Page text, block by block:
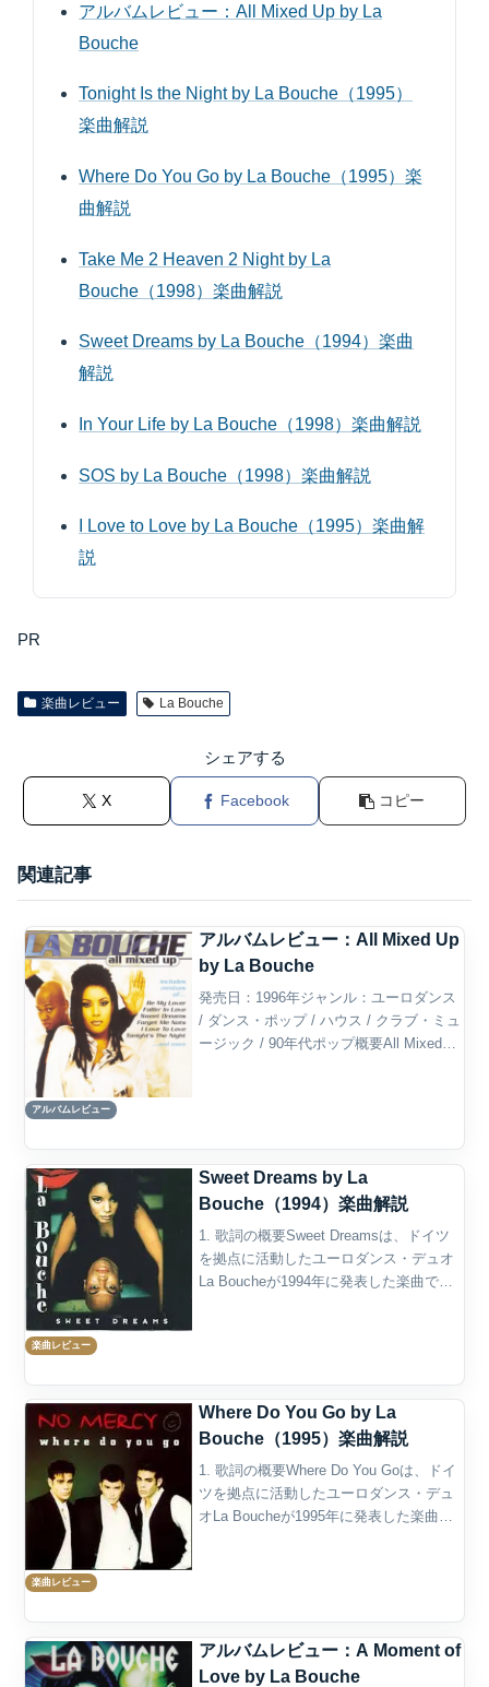
アルバムレビュー：All Mixed Up by La
Bouche
Tonight Is the Night by La Bouche（1995）
楽曲解説
Where Do You Go by La Bouche（1995）楽
曲解説
Take Me 2 Heaven 2 Night by La
Bouche（1998）楽曲解説
Sweet Dreams by La Bouche（1994）楽曲
解説
In Your Life by La Bouche（1998）楽曲解説
SOS by La Bouche（1998）楽曲解説
I Love to Love by La Bouche（1995）楽曲解
説
PR
楽曲レビュー La Bouche
シェアする
X Facebook コピー
関連記事
アルバムレビュー
アルバムレビュー：All Mixed Up
by La Bouche
発売日：1996年ジャンル：ユーロダンス
/ ダンス・ポップ / ハウス / クラブ・ミュ
ージック / 90年代ポップ概要All Mixed
楽曲レビュー
Sweet Dreams by La
Bouche（1994）楽曲解説
1. 歌詞の概要Sweet Dreamsは、ドイツ
を拠点に活動したユーロダンス・デュオ
La Boucheが1994年に発表した楽曲であ
楽曲レビュー
Where Do You Go by La
Bouche（1995）楽曲解説
1. 歌詞の概要Where Do You Goは、ドイ
ツを拠点に活動したユーロダンス・デュ
オLa Boucheが1995年に発表した楽曲で
アルバムレビュー：A Moment of
Love by La Bouche